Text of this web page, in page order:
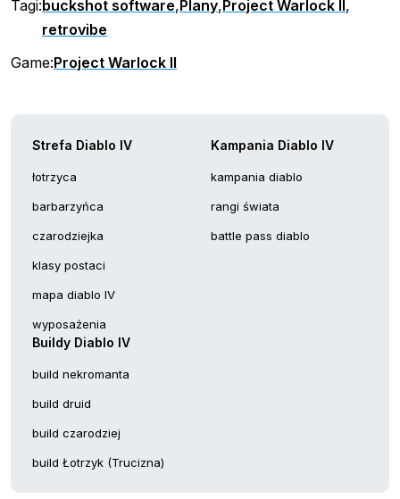
Tagi:buckshot software,Plany,Project Warlock II,
retrovibe
Game:Project Warlock II
Strefa Diablo IV
łotrzyca
barbarzyńca
czarodziejka
klasy postaci
mapa diablo IV
wyposażenia
Kampania Diablo IV
kampania diablo
rangi świata
battle pass diablo
Buildy Diablo IV
build nekromanta
build druid
build czarodziej
build Łotrzyk (Trucizna)